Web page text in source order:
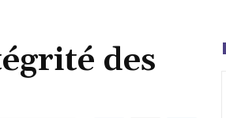
des